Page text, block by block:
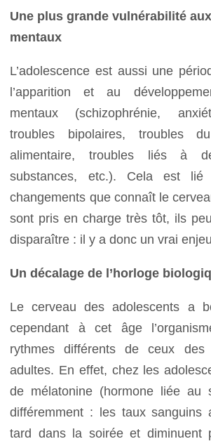
Une plus grande vulnérabilité
mentaux
L’adolescence est aussi une
l’apparition et au
mentaux (schizophrénie,
troubles bipolaires, troubles
alimentaire, troubles liés à
substances, etc.). Cela est lié
changements que connaît le
sont pris en charge très tôt, ils
disparaître : il y a donc un vrai
Un décalage de l’horloge
Le cerveau des adolescents a
cependant à cet âge
rythmes différents de ceux
adultes. En effet, chez les
de mélatonine (hormone liée au
différemment : les taux sanguins
tard dans la soirée et diminuent